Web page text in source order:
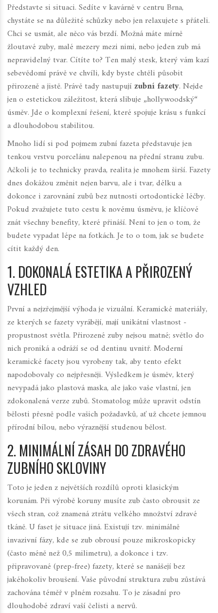
Představte si situaci. Sedíte v kavárně v centru Brna,
chystáte se na důležité schůzky nebo jen relaxujete s přáteli.
Chci se usmát, ale něco vás brzdí. Možná máte mírně
žloutavé zuby, malé mezery mezi nimi, nebo jeden zub má
nepravidelný tvar. Cítíte to? Ten malý stesk, který vám kazí
sebevědomí právě ve chvíli, kdy byste chtěli působit
přirozeně a jistě. Právě tady nastupují zubní fazety. Nejde
jen o estetickou záležitost, která slibuje „hollywoodský“
úsměv. Jde o komplexní řešení, které spojuje krásu s funkcí
a dlouhodobou stabilitou.
Mnoho lidí si pod pojmem zubní fazeta představuje jen
tenkou vrstvu porcelánu nalepenou na přední stranu zubu.
Ačkoli je to technicky pravda, realita je mnohem širší. Fazety
dnes dokážou změnit nejen barvu, ale i tvar, délku a
dokonce i zarovnání zubů bez nutnosti ortodontické léčby.
Pokud zvažujete tuto cestu k novému úsměvu, je klíčové
znát všechny benefity, které přináší. Není to jen o tom, že
budete vypadat lépe na fotkách. Je to o tom, jak se budete
cítit každý den.
1. DOKONALÁ ESTETIKA A PŘIROZENÝ
VZHLED
První a nejzřejmější výhoda je vizuální. Keramické materiály,
ze kterých se fazety vyrábějí, mají unikátní vlastnost -
propustnost světla. Přirozené zuby nejsou matné; světlo do
nich proniká a odráží se od dentinu uvnitř. Moderní
keramické facetyjsou vyrobeny tak, aby tento efekt
napodobovaly co nejpřesněji. Výsledkem je úsměv, který
nevypadá jako plastová maska, ale jako vaše vlastní, jen
zdokonalená verze zubů. Stomatolog může upravit odstín
bělosti přesně podle vašich požadavků, ať už chcete jemnou
přírodní bílou, nebo výraznější studenou bělost.
2. MINIMÁLNÍ ZÁSAH DO ZDRAVÉHO
ZUBNÍHO SKLOVINY
Toto je jeden z největších rozdílů oproti klasickým
korunám. Při výrobě koruny musíte zub často obrousit ze
všech stran, což znamená ztrátu velkého množství zdravé
tkáně. U faset je situace jiná. Existují tzv. minimálně
invazivní fázy, kde se zub obrousí pouze mikroskopicky
(často méně než 0,5 milimetru), a dokonce i tzv.
připravované (prep-free) fazety, které se nanášejí bez
jakéhokoliv broušení. Vaše původní struktura zubu zůstává
zachována téměř v plném rozsahu. To je zásadní pro
dlouhodobé zdraví vaší čelisti a nervů.